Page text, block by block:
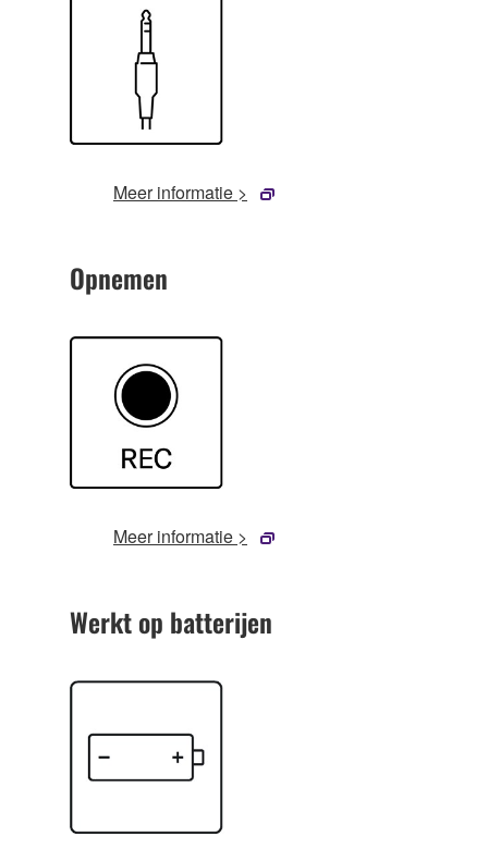
Meer informatie >
Opnemen
Meer informatie >
Werkt op batterijen